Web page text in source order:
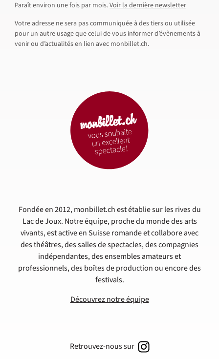
Fondée en 2012, monbillet.ch est établie sur les rives du
Lac de Joux. Notre équipe, proche du monde des arts
vivants, est active en Suisse romande et collabore avec
des théâtres, des salles de spectacles, des compagnies
indépendantes, des ensembles amateurs et
professionnels, des boîtes de production ou encore des
festivals.
Découvrez notre équipe
Paraît environ une fois par mois.Voir la dernière newsletter
Votre adresse ne sera pas communiquée à des tiers ou utilisée
pour un autre usage que celui de vous informer d’évènements à
venir ou d’actualités en lien avec monbillet.ch.
Retrouvez-nous sur